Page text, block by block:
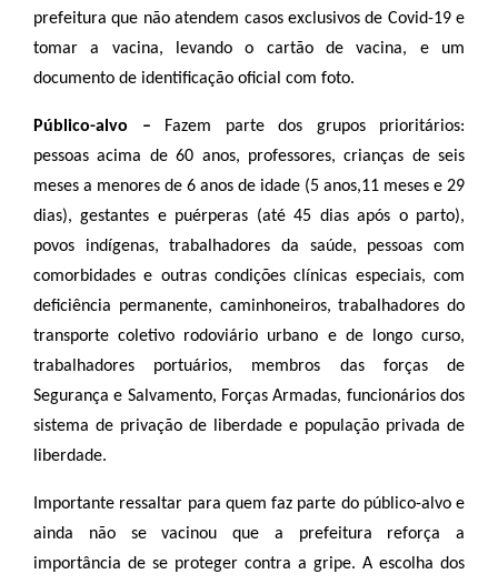
prefeitura que não atendem casos exclusivos de Covid-19 e
tomar a vacina, levando o cartão de vacina, e um
documento de identificação oficial com foto.
Público-alvo – Fazem parte dos grupos prioritários:
pessoas acima de 60 anos, professores, crianças de seis
meses a menores de 6 anos de idade (5 anos,11 meses e 29
dias), gestantes e puérperas (até 45 dias após o parto),
povos indígenas, trabalhadores da saúde, pessoas com
comorbidades e outras condições clínicas especiais, com
deficiência permanente, caminhoneiros, trabalhadores do
transporte coletivo rodoviário urbano e de longo curso,
trabalhadores portuários, membros das forças de
Segurança e Salvamento, Forças Armadas, funcionários dos
sistema de privação de liberdade e população privada de
liberdade.
Importante ressaltar para quem faz parte do público-alvo e
ainda não se vacinou que a prefeitura reforça a
importância de se proteger contra a gripe. A escolha dos